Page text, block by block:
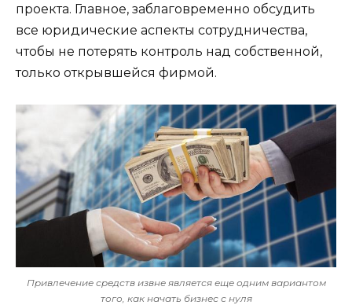
проекта. Главное, заблаговременно обсудить
все юридические аспекты сотрудничества,
чтобы не потерять контроль над собственной,
только открывшейся фирмой.
Привлечение средств извне является еще одним вариантом
того, как начать бизнес с нуля